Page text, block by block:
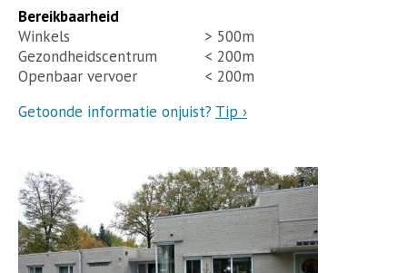
Bereikbaarheid
Winkels
> 500m
Gezondheidscentrum
< 200m
Openbaar vervoer
< 200m
Getoonde informatie onjuist? Tip ›